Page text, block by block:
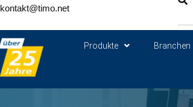
kontakt@timo.net
Produkte Branchen